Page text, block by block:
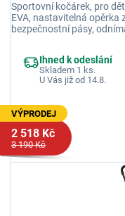
Sportovní kočárek, pro
EVA, nastavitelná opěrka
bezpečnostní pásy,
Ihned k odeslání
Skladem 1 ks.
U Vás již od 14.8.
VÝPRODEJ
2 518 Kč
3 190 Kč